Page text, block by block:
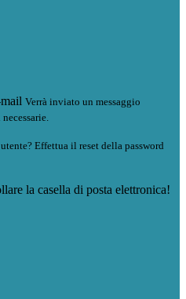
Verrà inviato un messaggio
Effettua il reset della password
la casella di posta elettronica!